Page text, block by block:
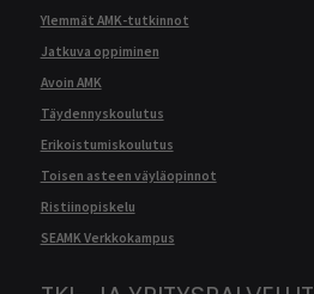
Ylemmät AMK-tutkinnot
Jatkuva oppiminen
Avoin AMK
Täydennyskoulutus
Erikoistumiskoulutus
Toisen asteen väyläopinnot
Ristiinopiskelu
SEAMK Verkkokampus